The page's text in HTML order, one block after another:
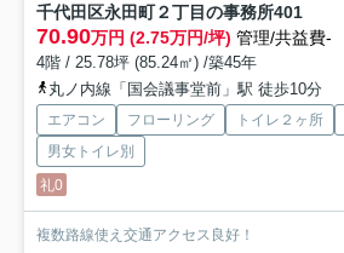
千代田区永田町２丁目の事務所401
70.90万円 (2.75万円/坪) 管理/共益費-
4階 / 25.78坪 (85.24㎡) /築45年
丸ノ内線「国会議事堂前」駅 徒歩10分
エアコン フローリング トイレ２ヶ所
男女トイレ別
礼0
複数路線使え交通アクセス良好！